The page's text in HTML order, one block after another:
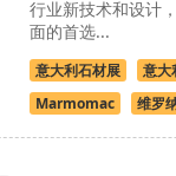
行业新技术和设计
面的首选...
意大利石材展
意大
Marmomac
维罗